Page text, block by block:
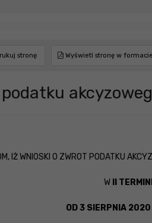
stronę Wyświetl stronę w
IŻ WNIOSKI O ZWROT PODATKU
W II
OD 3 SIERPNIA 2020